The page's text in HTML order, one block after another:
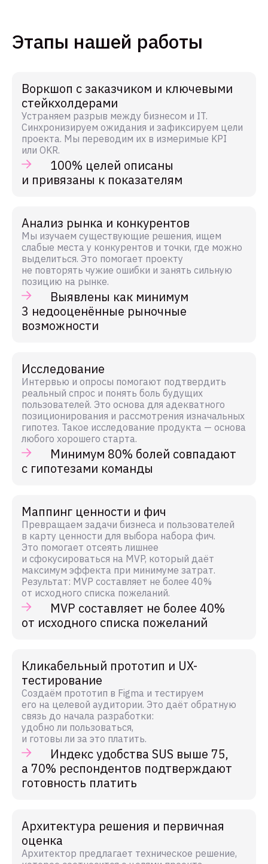
Этапы нашей работы
Воркшоп с заказчиком и ключевыми
стейкхолдерами
Устраняем разрыв между бизнесом и IT.
Синхронизируем ожидания и зафиксируем цели
проекта. Мы переводим их в измеримые KPI
или OKR.
100% целей описаны
и привязаны к показателям
Анализ рынка и конкурентов
Мы изучаем существующие решения, ищем
слабые места у конкурентов и точки, где можно
выделиться. Это помогает проекту
не повторять чужие ошибки и занять сильную
позицию на рынке.
Выявлены как минимум
3 недооценённые рыночные
возможности
Исследование
Интервью и опросы помогают подтвердить
реальный спрос и понять боль будущих
пользователей. Это основа для адекватного
позиционирования и рассмотрения изначальных
гипотез. Такое исследование продукта — основа
любого хорошего старта.
Минимум 80% болей совпадают
с гипотезами команды
Маппинг ценности и фич
Превращаем задачи бизнеса и пользователей
в карту ценности для выбора набора фич.
Это помогает отсеять лишнее
и сфокусироваться на MVP, который даёт
максимум эффекта при минимуме затрат.
Результат: MVP составляет не более 40%
от исходного списка пожеланий.
MVP составляет не более 40%
от исходного списка пожеланий
Кликабельный прототип и UX-
тестирование
Создаём прототип в Figma и тестируем
его на целевой аудитории. Это даёт обратную
связь до начала разработки:
удобно ли пользоваться,
и готовы ли за это платить.
Индекс удобства SUS выше 75,
а 70% респондентов подтверждают
готовность платить
Архитектура решения и первичная
оценка
Архитектор предлагает техническое решение,